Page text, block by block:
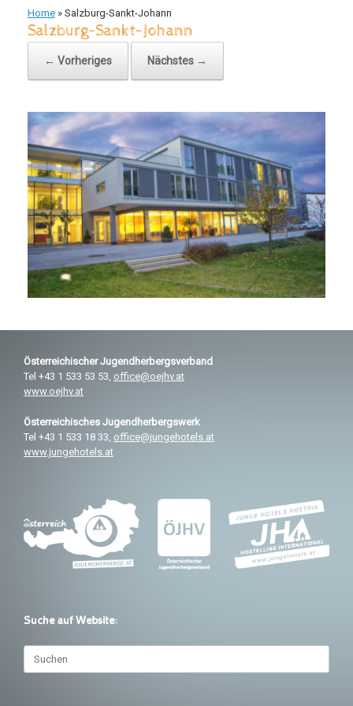
Home » Salzburg-Sankt-Johann
Salzburg-Sankt-Johann
← Vorheriges Nächstes →
ÖsterreichischerJugendherbergsverband
Tel +43 1 533 53 53, office@oejhv.at
www.oejhv.at
Österreichisches Jugendherbergswerk
Tel +43 1 533 18 33, office@jungehotels.at
www.jungehotels.at
Suche auf Website:
Suchen